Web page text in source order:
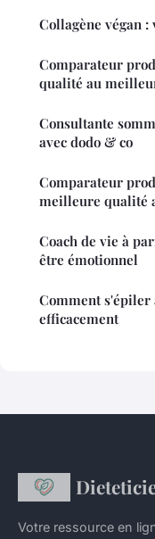
Collagène végan
Comparateur
qualité au
Consultante
avec dodo & co
Comparateur
meilleure qualité
Coach de vie à
être émotionnel
Comment
efficacement
Votre ressource en